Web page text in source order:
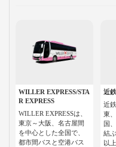
WILLER EXPRESS/STA
R EXPRESS
WILLER EXPRESSは、
東京～大阪、名古屋間
を中心とした全国で、
都市間バスと空港バス
近
近
東
国
結
以